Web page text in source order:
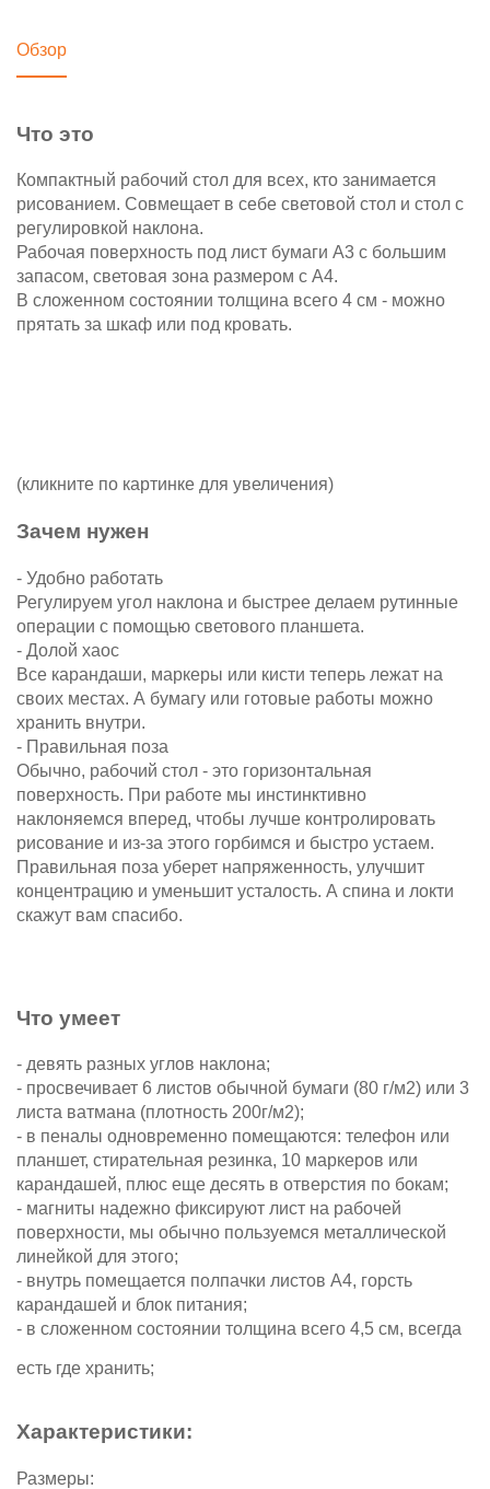
Обзор
Что это
Компактный рабочий стол для всех, кто занимается
рисованием. Совмещает в себе световой стол и стол с
регулировкой наклона.
Рабочая поверхность под лист бумаги А3 с большим
запасом, световая зона размером с А4.
В сложенном состоянии толщина всего 4 см - можно
прятать за шкаф или под кровать.
(кликните по картинке для увеличения)
Зачем нужен
- Удобно работать
Регулируем угол наклона и быстрее делаем рутинные
операции с помощью светового планшета.
- Долой хаос
Все карандаши, маркеры или кисти теперь лежат на
своих местах. А бумагу или готовые работы можно
хранить внутри.
- Правильная поза
Обычно, рабочий стол - это горизонтальная
поверхность. При работе мы инстинктивно
наклоняемся вперед, чтобы лучше контролировать
рисование и из-за этого горбимся и быстро устаем.
Правильная поза уберет напряженность, улучшит
концентрацию и уменьшит усталость. А спина и локти
скажут вам спасибо.
Что умеет
- девять разных углов наклона;
- просвечивает 6 листов обычной бумаги (80 г/м2) или 3
листа ватмана (плотность 200г/м2);
- в пеналы одновременно помещаются: телефон или
планшет, стирательная резинка, 10 маркеров или
карандашей, плюс еще десять в отверстия по бокам;
- магниты надежно фиксируют лист на рабочей
поверхности, мы обычно пользуемся металлической
линейкой для этого;
- внутрь помещается полпачки листов А4, горсть
карандашей и блок питания;
- в сложенном состоянии толщина всего 4,5 см, всегда
есть где хранить;
Характеристики:
Размеры: